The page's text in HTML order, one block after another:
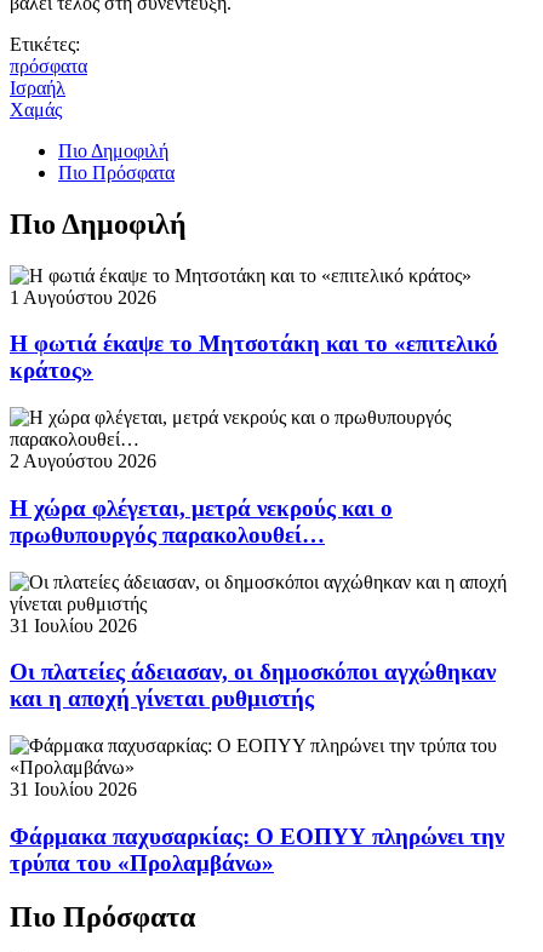
Ετικέτες:
πρόσφατα
Ισραήλ
Χαμάς
Πιο Δημοφιλή
Πιο Πρόσφατα
Πιο Δημοφιλή
1 Αυγούστου 2026
Η φωτιά έκαψε το Μητσοτάκη και το «επιτελικό
κράτος»
2 Αυγούστου 2026
Η χώρα φλέγεται, μετρά νεκρούς και ο
πρωθυπουργός παρακολουθεί…
31 Ιουλίου 2026
Οι πλατείες άδειασαν, οι δημοσκόποι αγχώθηκαν
και η αποχή γίνεται ρυθμιστής
31 Ιουλίου 2026
Φάρμακα παχυσαρκίας: Ο ΕΟΠΥΥ πληρώνει την
τρύπα του «Προλαμβάνω»
Πιο Πρόσφατα